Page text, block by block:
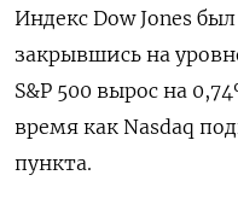
Индекс Dow Jones
закрывшись на
S&P 500 вырос на
время как ​Nasdaq
пункта​.